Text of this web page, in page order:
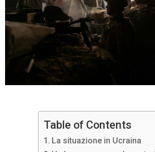
Table of Contents
La situazione in Ucraina